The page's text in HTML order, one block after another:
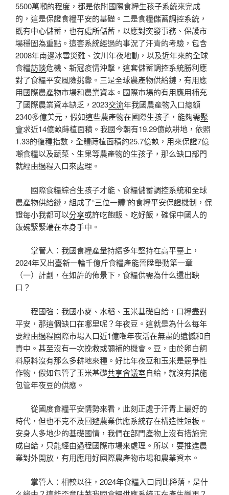
5500萬噸的程度，都是依附國際食糧生孩子系統來完成
的，這是保證食糧平安的基礎。二是食糧儲蓄調控系統，
既有中心儲蓄，也有處所儲蓄，以應對突發事務、保護市
場穩固為重點。這套系統經過的事況了汗青的考驗，包含
2008年南邊冰雪災難、汶川年夜地動，以及近年來的全球
食糧訪談危機、新冠疫情沖擊，這套儲蓄調控系統勝利應
對了食糧平安風險挑釁。三是全球農產物供給鏈，有用應
用國際農產物市場和農業資本。國際市場的有用應用補充
了國際農業資本缺乏，2023交流年我國農產物入口總額
2340多億美元，假如這些農產物在國際生孩子，能夠需聚
會求近14億畝蒔植面積。我國今朝有19.29億畝耕地，依照
1.33的復種指數，全體蒔植面積約25.7億畝，用來保證7億
噸食糧以及蔬菜、生果等農產物的生孩子，那么缺口部門
就經由過程入口來處理。
國際食糧綜合生孩子才能、食糧儲蓄調控系統和全球
農產物供給鏈，組成了“三位一體”的食糧平安保證機制，保
證每小我都可以分享或許吃飽飯、吃好飯，確保中國人的
飯碗緊緊端在本身手中。
掌管人：我國食糧產量持續多年堅持在高平臺上，
2024年又出臺新一輪千億斤食糧產能晉陞舉動第一章
（一）計劃，在如許的佈景下，食糧供需為什么還出缺
口？
程國強：我國小麥、水稻、玉米基礎自給，口糧盡對
平安，那這個缺口在哪里呢？年夜豆。這就是為什么每年
要經由過程國際市場入口近1億噸年夜活在無盡的遺憾和自
責中。甚至沒有一次挽救或彌補的機會。豆，由於卵白飼
料原料沒有那么多耕地來種。好比年夜豆和玉米是競爭性
作物，假如包管了玉米基礎共享會議室自給，就沒有措施
包管年夜豆的供應。
從國度食糧平安情勢來看，此刻正處于汗青上最好的
時代，但也不克不及回避農業供應系統存在構造性短板。
安身人多地少的基礎國情，我們在部門產物上沒有措施完
成自給，只能經由過程國際市場來處理。所以，要推進農
業對外開放，有用應用好國際農產物市場和農業資本。
掌管人：相較以往，2024年食糧入口同比降落，是什